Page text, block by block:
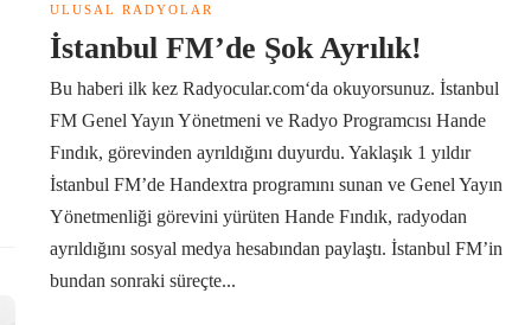
ULUSAL RADYOLAR
İstanbul FM’de Şok Ayrılık!
Bu haberi ilk kez Radyocular.com‘da okuyorsunuz. İstanbul
FM Genel Yayın Yönetmeni ve Radyo Programcısı Hande
Fındık, görevinden ayrıldığını duyurdu. Yaklaşık 1 yıldır
İstanbul FM’de Handextra programını sunan ve Genel Yayın
Yönetmenliği görevini yürüten Hande Fındık, radyodan
ayrıldığını sosyal medya hesabından paylaştı. İstanbul FM’in
bundan sonraki süreçte...